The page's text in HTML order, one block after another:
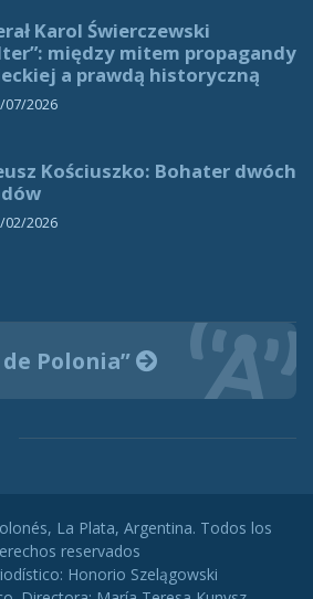
Karol Świerczewski
między mitem propagandy
a prawdą historyczną
07/2026
Kościuszko: Bohater dwóch
02/2026
de Polonia”
La Plata, Argentina. Todos los
reservados
Honorio Szelągowski